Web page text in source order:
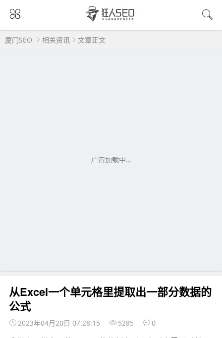
厦门SEO 相关资讯 文章正文
从Excel一个单元格里提取出一部分数据的
公式
2023年04月20日 07:28:15 5285 0